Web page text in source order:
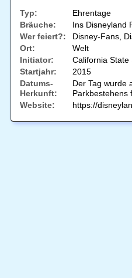
Typ:
Ehrentage
Bräuche:
Ins Disneyland
Wer feiert?:
Disney-Fans,
Ort:
Welt
Initiator:
California State
Startjahr:
2015
Datums-
Herkunft:
Der Tag wurde
Parkbestehens
Website:
https://